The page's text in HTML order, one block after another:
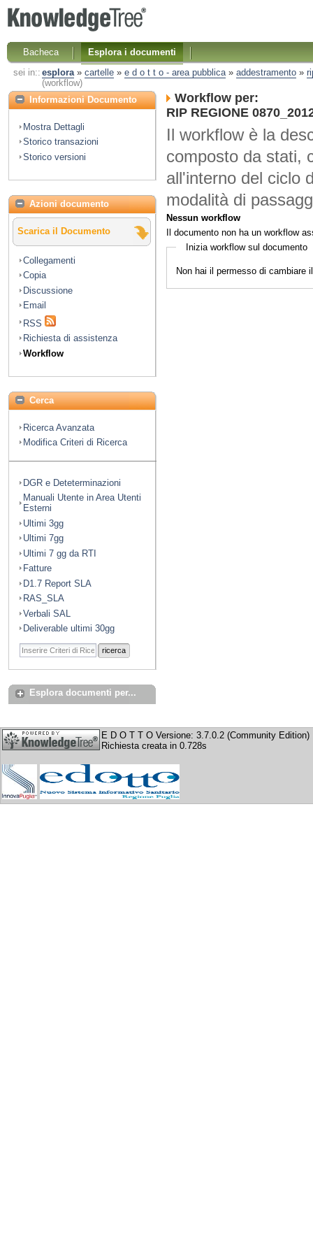
Bacheca
Esplora i documenti
sei in:: esplora» cartelle» e d o t t o - area pubblica» addestramento»
(workflow)
Informazioni Documento
Mostra Dettagli
Storico transazioni
Storico versioni
Azioni documento
Scarica il Documento
Collegamenti
Copia
Discussione
Email
RSS
Richiesta di assistenza
Workflow
Cerca
Ricerca Avanzata
Modifica Criteri di Ricerca
DGR e Deteterminazioni
Manuali Utente in Area Utenti
Esterni
Ultimi 3gg
Ultimi 7gg
Ultimi 7 gg da RTI
Fatture
D1.7 Report SLA
RAS_SLA
Verbali SAL
Deliverable ultimi 30gg
ricerca
Esplora documenti per...
Workflow per:
RIP REGIONE
Il workflow è la
composto da stati,
all'interno del ciclo
modalità di
Nessun workflow
Il documento non ha un workflow
Inizia workflow sul documento
Non hai il permesso di cambiare
E D O T T O Versione: 3.7.0.2 (Community Edition)
Richiesta creata in 0.728s